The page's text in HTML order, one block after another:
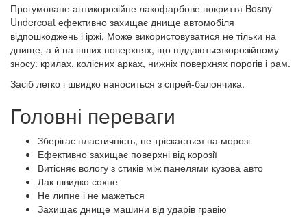
Прогумоване антикорозійне лакофарбове покриття Bosny
Undercoat ефективно захищає днище автомобіля
відпошкоджень і іржі. Може використовуватися не тільки на
днище, а й на інших поверхнях, що піддаютьсякорозійному
зносу: крилах, колісних арках, нижніх поверхнях порогів і рам.
Засіб легко і швидко наноситься з спрей-балончика.
Головні переваги
Зберігає пластичність, не тріскається на морозі
Ефективно захищає поверхні від корозії
Витісняє вологу з стиків між панелями кузова авто
Лак швидко сохне
Не липне і не мажеться
Захищає днище машини від ударів гравію